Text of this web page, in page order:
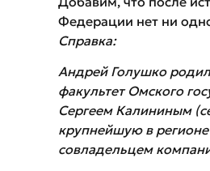
Федерации нет ни
Справка:
Андрей Голушко
факультет Омского
Сергеем Калининым
крупнейшую в
совладельцем